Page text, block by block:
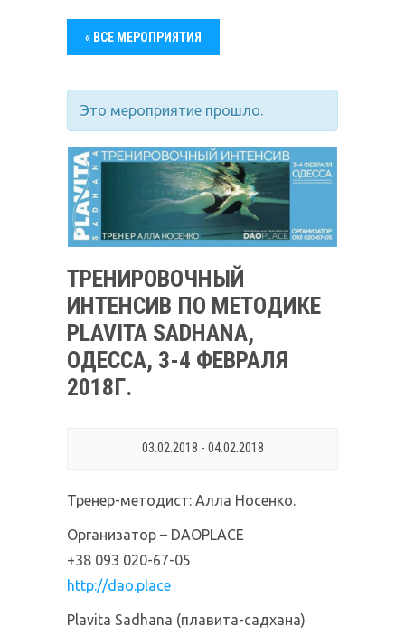
« ВСЕ МЕРОПРИЯТИЯ
Это мероприятие прошло.
ТРЕНИРОВОЧНЫЙ
ИНТЕНСИВ ПО МЕТОДИКЕ
PLAVITA SADHANA,
ОДЕССА, 3-4 ФЕВРАЛЯ
2018Г.
03.02.2018 - 04.02.2018
Тренер-методист: Алла Носенко.
Организатор – DAOPLACE
+38 093 020-67-05
http://dao.place
Plavita Sadhana (плавита-садхана)